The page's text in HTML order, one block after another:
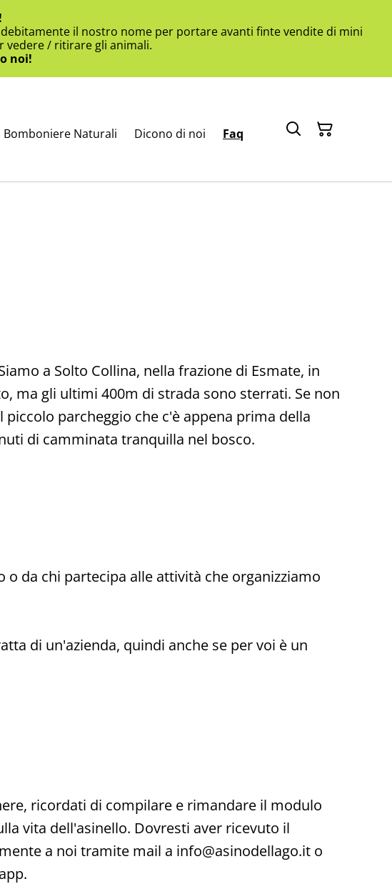
il nostro nome per portare avanti finte vendite di mini
vedere / ritirare gli animali.
noi!
Bomboniere Naturali Dicono di noi
Faq
a Solto Collina, nella frazione di Esmate, in
ma gli ultimi 400m di strada sono sterrati. Se non
parcheggio che c'è appena prima della
di camminata tranquilla nel bosco.
da chi partecipa alle attività che organizziamo
di un'azienda, quindi anche se per voi è un
ricordati di compilare e rimandare il modulo
vita dell'asinello. Dovresti aver ricevuto il
a noi tramite mail a info@asinodellago.it o